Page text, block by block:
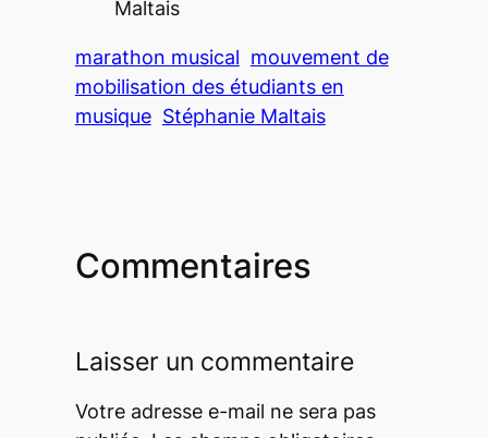
Maltais
marathon musical mouvement de
mobilisation des étudiants en
musique Stéphanie Maltais
Commentaires
Laisser un commentaire
Votre adresse e-mail ne sera pas